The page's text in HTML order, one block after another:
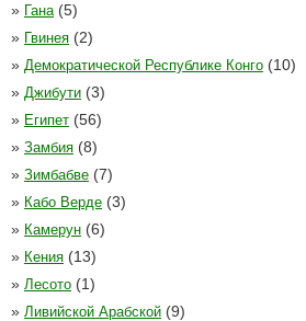
» Гана (5)
» Гвинея (2)
» Демократической Республике Конго (10)
» Джибути (3)
» Египет (56)
» Замбия (8)
» Зимбабве (7)
» Кабо Верде (3)
» Камерун (6)
» Кения (13)
» Лесото (1)
» Ливийской Арабской (9)